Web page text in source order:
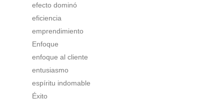
efecto dominó
eficiencia
emprendimiento
Enfoque
enfoque al cliente
entusiasmo
espíritu indomable
Éxito